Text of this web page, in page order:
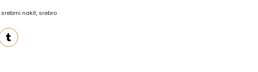
srebrni nakit, srebro